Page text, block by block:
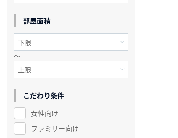
部屋面積
～
こだわり条件
女性向け
ファミリー向け